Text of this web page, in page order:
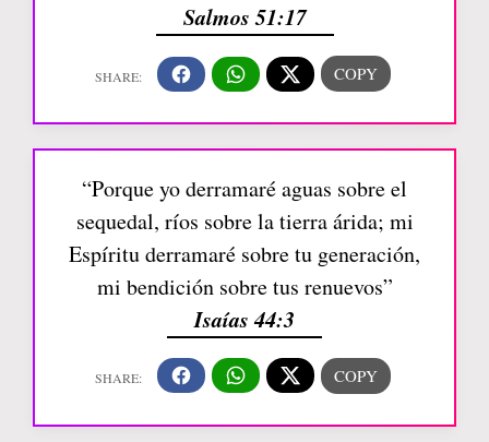
Salmos 51:17
“Porque yo derramaré aguas sobre el
sequedal, ríos sobre la tierra árida; mi
Espíritu derramaré sobre tu generación,
mi bendición sobre tus renuevos”
Isaías 44:3